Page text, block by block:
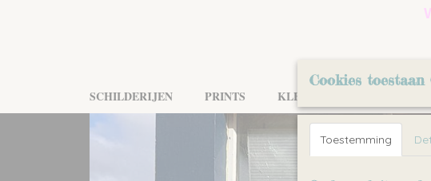
SCHILDERIJEN PRINTS KLEDING
Cookies toestaan
Toestemming